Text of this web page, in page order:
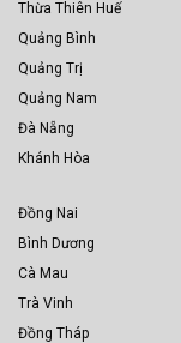
Thừa Thiên Huế
Quảng Bình
Quảng Trị
Quảng Nam
Đà Nẵng
Khánh Hòa
Đồng Nai
Bình Dương
Cà Mau
Trà Vinh
Đồng Tháp